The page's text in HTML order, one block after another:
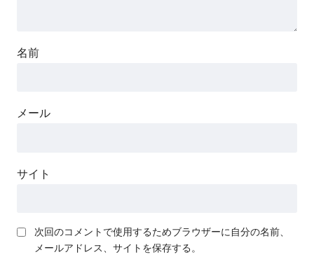
名前
メール
サイト
次回のコメントで使用するためブラウザーに自分の名前、
メールアドレス、サイトを保存する。